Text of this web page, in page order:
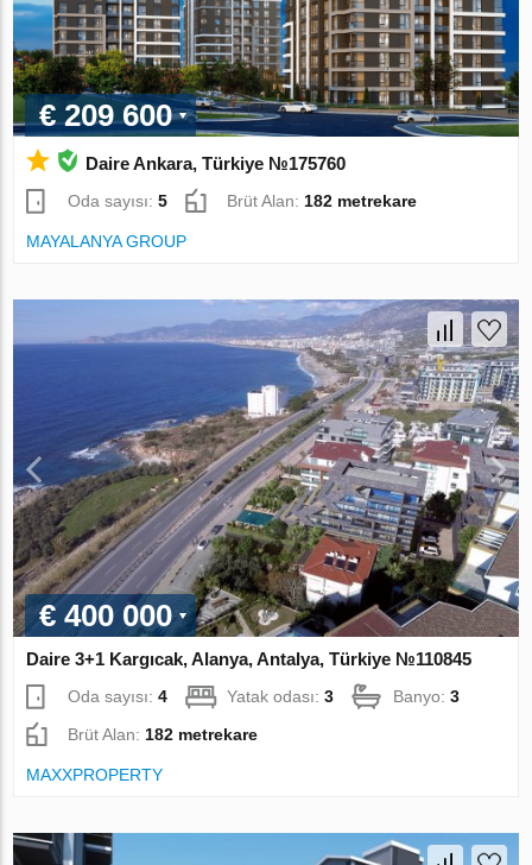
€ 209 600
Daire Ankara, Türkiye №175760
Oda sayısı:5 Brüt Alan: 182 metrekare
MAYALANYA GROUP
€ 400 000
Daire 3+1 Kargıcak, Alanya, Antalya, Türkiye №110845
Oda sayısı:4 Yatak odası:3 Banyo:3
Brüt Alan: 182 metrekare
MAXXPROPERTY